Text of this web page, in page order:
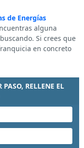
de Energías
alguna
Si crees que
en concreto
RELLENE EL